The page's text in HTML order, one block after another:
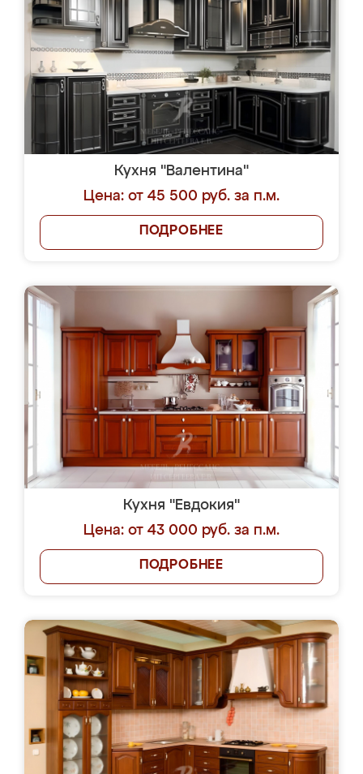
Кухня "Валентина"
Цена: от 45 500 руб. за п.м.
ПОДРОБНЕЕ
Кухня "Евдокия"
Цена: от 43 000 руб. за п.м.
ПОДРОБНЕЕ